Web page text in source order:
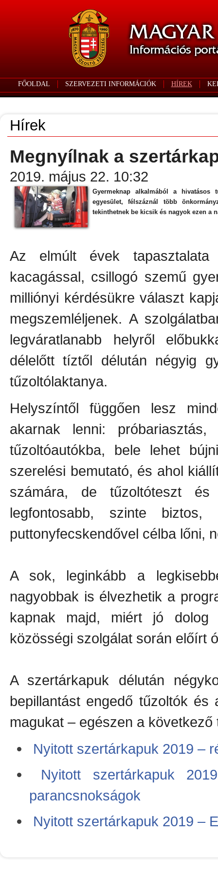
FŐOLDAL SZERVEZETI INFORMÁCIÓK HÍREK
Hírek
Megnyílnak a
2019. május 22. 10:32
Gyermeknap alkalmából a hivatásos
egyesület, félszáznál több
tekinthetnek be kicsik és nagyok ezen a
Az elmúlt évek tapasztalata
kacagással, csillogó szemű
milliónyi kérdésükre választ
megszemléljenek. A
legváratlanabb helyről
délelőtt tíztől délután négyig
tűzoltólaktanya.
Helyszíntől függően lesz
akarnak lenni:
tűzoltóautókba, bele lehet
szerelési bemutató, és ahol
számára, de tűzoltóteszt
legfontosabb, szinte
puttonyfecskendővel célba lőni,
A sok, leginkább a
nagyobbak is élvezhetik a
kapnak majd, miért jó dolog
közösségi szolgálat során előírt
A szertárkapuk délután
bepillantást engedő tűzoltók
magukat – egészen a következő
Nyitott szertárkapuk 2019 –
Nyitott szertárkapuk
parancsnokságok
Nyitott szertárkapuk 2019 –